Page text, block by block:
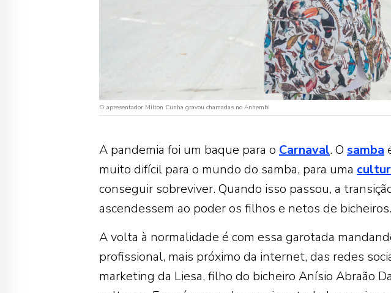
O apresentador Milton Cunha gravou chamadas no Anhembi
A pandemia foi um baque para o Carnaval. O samba
muito difícil para o mundo do samba, para uma
conseguir sobreviver. Quando isso passou, a
ascendessem ao poder os filhos e netos de bicheiros.
A volta à normalidade é com essa garotada
profissional, mais próximo da internet, das redes
marketing da Liesa, filho do bicheiro Anísio Abraão